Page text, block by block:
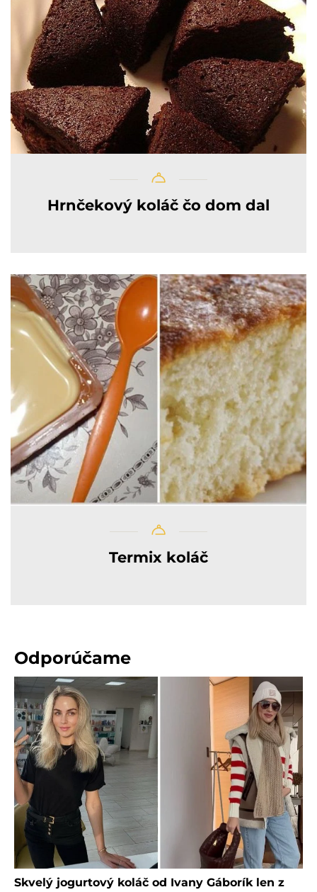
Hrnčekový koláč čo dom dal
Termix koláč
Odporúčame
Skvelý jogurtový koláč od Ivany Gáborík len z